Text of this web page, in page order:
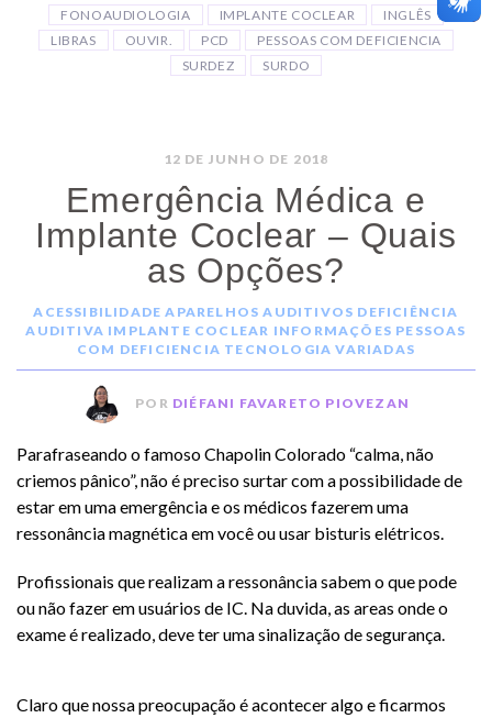
FONOAUDIOLOGIA IMPLANTE COCLEAR
INGLÊS
LIBRAS
OUVIR. PCD
PESSOAS COM DEFICIENCIA
SURDEZ
SURDO
12 DE JUNHO DE 2018
Emergência Médica e
Implante Coclear – Quais
as Opções?
ACESSIBILIDADE APARELHOS AUDITIVOS DEFICIÊNCIA
AUDITIVA IMPLANTE COCLEAR INFORMAÇÕES PESSOAS
COM DEFICIENCIA TECNOLOGIA VARIADAS
POR DIÉFANI FAVARETO PIOVEZAN
Parafraseando o famoso Chapolin Colorado “calma, não
criemos pânico”, não é preciso surtar com a possibilidade de
estar em uma emergência e os médicos fazerem uma
ressonância magnética em você ou usar bisturis elétricos.
Profissionais que realizam a ressonância sabem o que pode
ou não fazer em usuários de IC. Na duvida, as areas onde o
exame é realizado, deve ter uma sinalização de segurança.
Claro que nossa preocupação é acontecer algo e ficarmos